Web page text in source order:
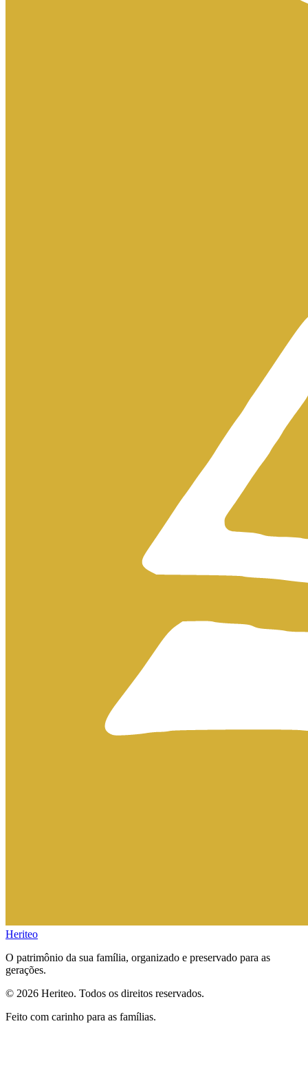
Heriteo
O patrimônio da sua família, organizado e preservado para as
gerações.
© 2026 Heriteo. Todos os direitos reservados.
Feito com carinho para as famílias.